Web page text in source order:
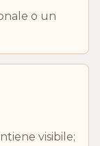
o un
visibile;